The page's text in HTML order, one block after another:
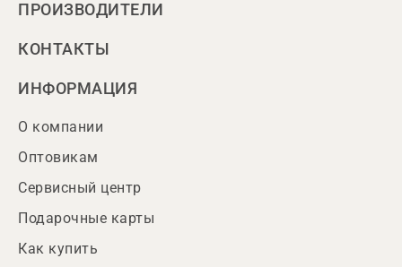
ПРОИЗВОДИТЕЛИ
КОНТАКТЫ
ИНФОРМАЦИЯ
О компании
Оптовикам
Сервисный центр
Подарочные карты
Как купить